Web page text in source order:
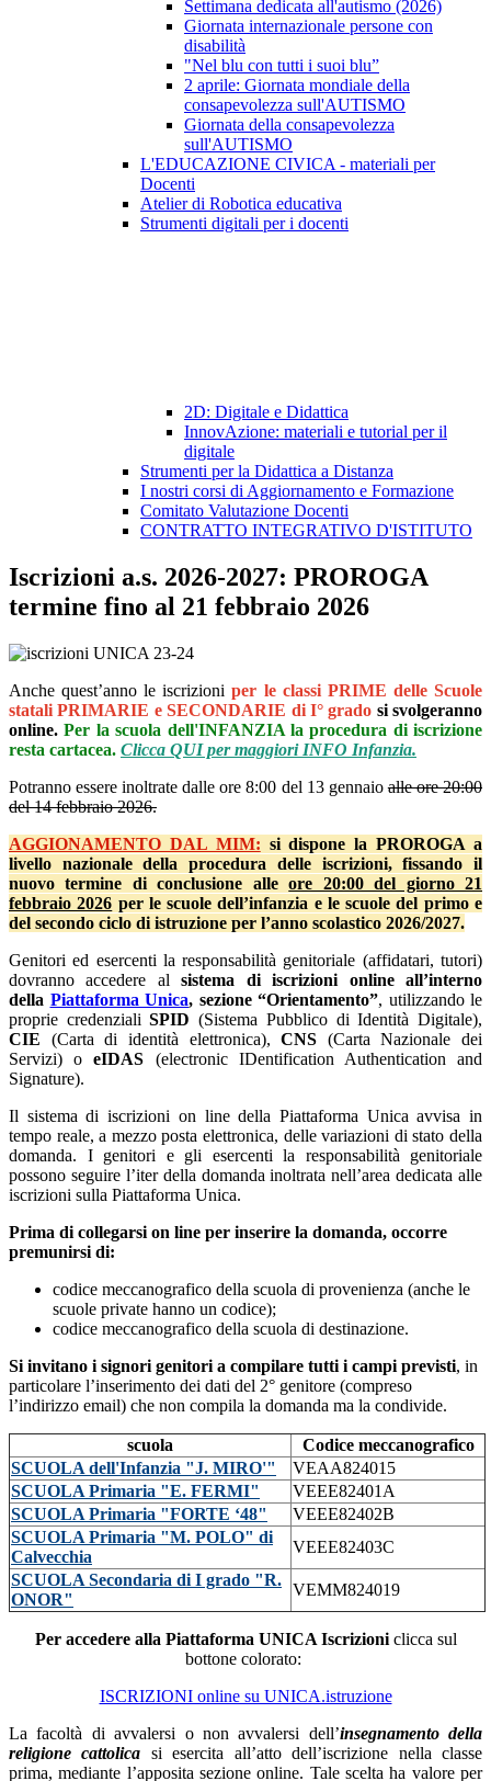
Settimana dedicata all'autismo (2026)
Giornata internazionale persone con
disabilità
"Nel blu con tutti i suoi blu”
2 aprile: Giornata mondiale della
consapevolezza sull'AUTISMO
Giornata della consapevolezza
sull'AUTISMO
L'EDUCAZIONE CIVICA - materiali per
Docenti
Atelier di Robotica educativa
Strumenti digitali per i docenti
2D: Digitale e Didattica
InnovAzione: materiali e tutorial per il
digitale
Strumenti per la Didattica a Distanza
I nostri corsi di Aggiornamento e Formazione
Comitato Valutazione Docenti
CONTRATTO INTEGRATIVO D'ISTITUTO
Iscrizioni a.s. 2026-2027: PROROGA
termine fino al 21 febbraio 2026
Anche quest’anno le iscrizioniper le classi PRIME delle Scuole
statali PRIMARIE e SECONDARIE di I° grado si svolgeranno
online.Per la scuola dell'INFANZIA la procedura di iscrizione
resta cartacea. Clicca QUI per maggiori INFO Infanzia.
Potranno essere inoltrate dalle ore 8:00 del 13 gennaioalle ore 20:00
del 14 febbraio 2026.
AGGIONAMENTO DAL MIM: si dispone la PROROGA a
livello nazionale della procedura delle iscrizioni, fissando il
nuovo termine di conclusione alleore 20:00 del giorno 21
febbraio 2026 per le scuole dell’infanzia e le scuole del primo e
del secondo ciclo di istruzione per l’anno scolastico 2026/2027.
Genitori ed esercenti la responsabilità genitoriale (affidatari, tutori)
dovranno accedere alsistema di iscrizioni online all’interno
della Piattaforma Unica, sezione “Orientamento”, utilizzando le
proprie credenzialiSPID (Sistema Pubblico di Identità Digitale),
CIE
(Carta di identità elettronica),CNS (Carta Nazionale dei
Servizi) oeIDAS
(electronic IDentification Authentication and
Signature).
Il sistema di iscrizioni on line della Piattaforma Unica avvisa in
tempo reale, a mezzo posta elettronica, delle variazioni di stato della
domanda. I genitori e gli esercenti la responsabilità genitoriale
possono seguire l’iter della domanda inoltrata nell’area dedicata alle
iscrizioni sulla Piattaforma Unica.
Prima di collegarsi on line per inserire la domanda, occorre
premunirsi di:
codice meccanografico della scuola di provenienza (anche le
scuole private hanno un codice);
codice meccanografico della scuola di destinazione.
Si invitano i signori genitori a compilare tutti i campi previsti, in
particolare l’inserimento dei dati del 2° genitore (compreso
l’indirizzo email) che non compila la domanda ma la condivide.
scuola
Codice meccanografico
SCUOLA dell'Infanzia "J. MIRO'"
VEAA824015
SCUOLA Primaria "E. FERMI"
VEEE82401A
SCUOLA Primaria "FORTE ‘48"
VEEE82402B
SCUOLA Primaria "M. POLO" di
Calvecchia
VEEE82403C
SCUOLA Secondaria di I grado "R.
ONOR"
VEMM824019
Per accedere alla Piattaforma UNICA Iscrizioniclicca sul
bottone colorato:
ISCRIZIONI online su UNICA.istruzione
La facoltà di avvalersi o non avvalersi dell’insegnamento della
religione cattolica si esercita all’atto dell’iscrizione nella classe
prima, mediante l’apposita sezione online. Tale scelta ha valore per